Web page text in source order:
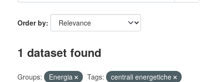
Order by
1 dataset found
Groups: Energia Tags:
centrali energetiche